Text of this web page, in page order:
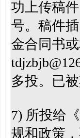
功上传稿
号。稿件
金合同书
多投。已
7) 所投给
规和政策